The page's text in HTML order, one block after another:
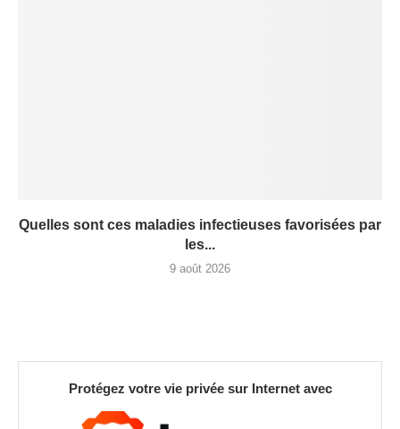
Quelles sont ces maladies infectieuses favorisées par
les...
9 août 2026
Protégez votre vie privée sur Internet avec